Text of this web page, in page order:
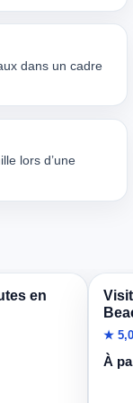
dans un cadre
lors d’une
en
★ 5,0
À